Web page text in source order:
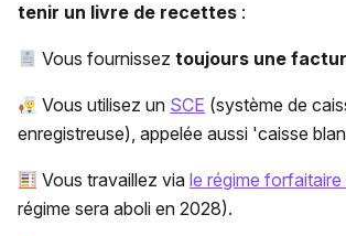
tenir un livre de recettes :
Vous fournissez toujours une
Vous utilisez un SCE (système de
enregistreuse), appelée aussi 'caisse
Vous travaillez viale régime
régime sera aboli en 2028).